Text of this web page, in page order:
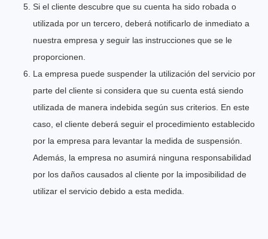
Si el cliente descubre que su cuenta ha sido robada o
utilizada por un tercero, deberá notificarlo de inmediato a
nuestra empresa y seguir las instrucciones que se le
proporcionen.
La empresa puede suspender la utilización del servicio por
parte del cliente si considera que su cuenta está siendo
utilizada de manera indebida según sus criterios. En este
caso, el cliente deberá seguir el procedimiento establecido
por la empresa para levantar la medida de suspensión.
Además, la empresa no asumirá ninguna responsabilidad
por los daños causados al cliente por la imposibilidad de
utilizar el servicio debido a esta medida.